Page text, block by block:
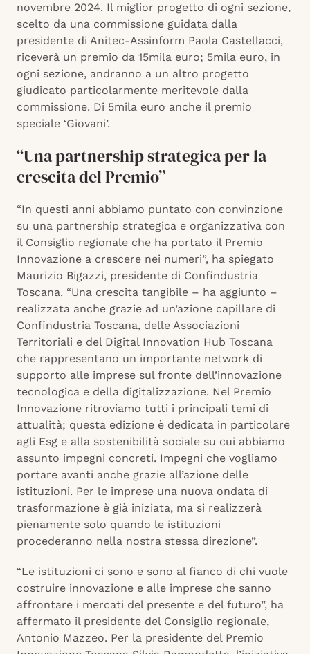
novembre 2024. Il miglior progetto di ogni sezione,
scelto da una commissione guidata dalla
presidente di Anitec-Assinform Paola Castellacci,
riceverà un premio da 15mila euro; 5mila euro, in
ogni sezione, andranno a un altro progetto
giudicato particolarmente meritevole dalla
commissione. Di 5mila euro anche il premio
speciale ‘Giovani’.
“Una partnership strategica per la
crescita del Premio”
“In questi anni abbiamo puntato con convinzione
su una partnership strategica e organizzativa con
il Consiglio regionale che ha portato il Premio
Innovazione a crescere nei numeri”, ha spiegato
Maurizio Bigazzi, presidente di Confindustria
Toscana. “Una crescita tangibile – ha aggiunto –
realizzata anche grazie ad un’azione capillare di
Confindustria Toscana, delle Associazioni
Territoriali e del Digital Innovation Hub Toscana
che rappresentano un importante network di
supporto alle imprese sul fronte dell’innovazione
tecnologica e della digitalizzazione. Nel Premio
Innovazione ritroviamo tutti i principali temi di
attualità; questa edizione è dedicata in particolare
agli Esg e alla sostenibilità sociale su cui abbiamo
assunto impegni concreti. Impegni che vogliamo
portare avanti anche grazie all’azione delle
istituzioni. Per le imprese una nuova ondata di
trasformazione è già iniziata, ma si realizzerà
pienamente solo quando le istituzioni
procederanno nella nostra stessa direzione”.
“Le istituzioni ci sono e sono al fianco di chi vuole
costruire innovazione e alle imprese che sanno
affrontare i mercati del presente e del futuro”, ha
affermato il presidente del Consiglio regionale,
Antonio Mazzeo. Per la presidente del Premio